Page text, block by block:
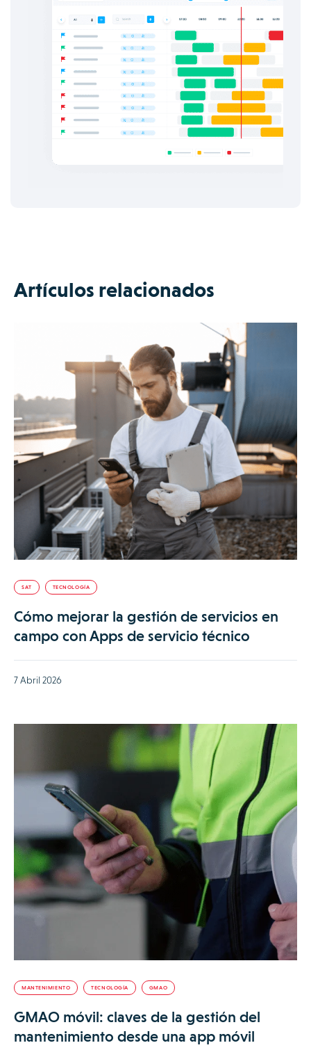
Artículos relacionados
SAT TECNOLOGÍA
Cómo mejorar la gestión de servicios en
campo con Apps de servicio técnico
7 Abril 2026
MANTENIMIENTO TECNOLOGÍA GMAO
GMAO móvil: claves de la gestión del
mantenimiento desde una app móvil